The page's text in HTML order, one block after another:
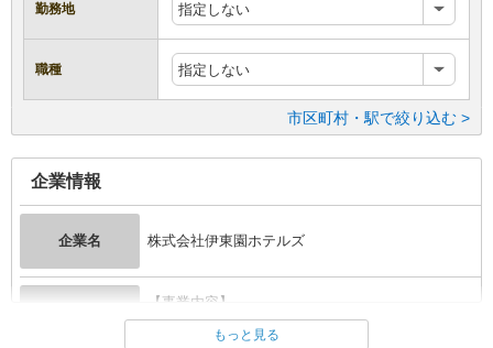
勤務地 指定しない
職種 指定しない
市区町村・駅で絞り込む >
企業情報
企業名 株式会社伊東園ホテルズ
【事業内容】
伊東園ホテルズの経営 現在50館展開中！
もっと見る